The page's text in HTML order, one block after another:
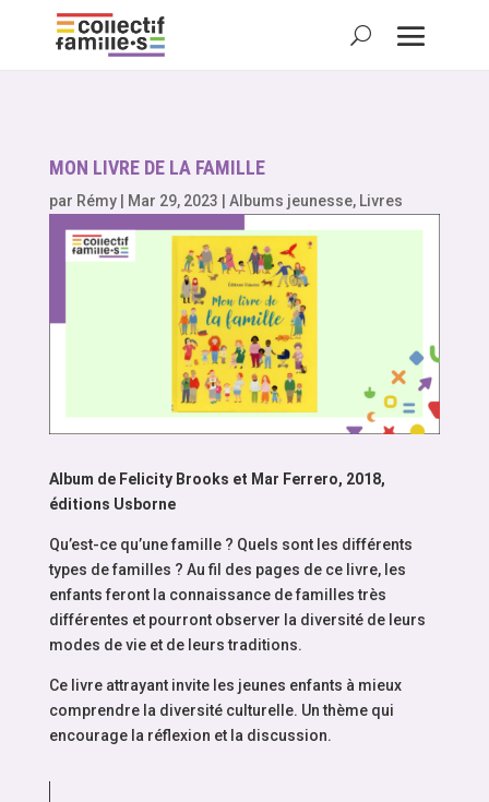
MON LIVRE DE LA FAMILLE
par Rémy| Mar 29, 2023 Albums jeunesse, Livres
Album de Felicity Brooks et Mar Ferrero, 2018,
éditions Usborne
Qu’est-ce qu’une famille ? Quels sont les différents
types de familles ? Au fil des pages de ce livre, les
enfants feront la connaissance de familles très
différentes et pourront observer la diversité de leurs
modes de vie et de leurs traditions.
Ce livre attrayant invite les jeunes enfants à mieux
comprendre la diversité culturelle. Un thème qui
encourage la réflexion et la discussion.